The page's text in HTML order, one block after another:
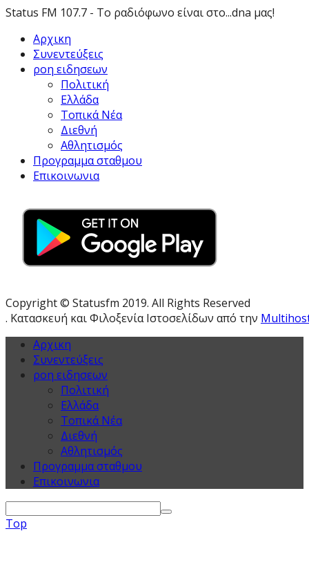
Status FM 107.7 - Το ραδιόφωνο είναι στο...dna μας!
Αρχικη
Συνεντεύξεις
ροη ειδησεων
Πολιτική
Ελλάδα
Τοπικά Νέα
Διεθνή
Αθλητισμός
Προγραμμα σταθμου
Επικοινωνια
Copyright © Statusfm 2019. All Rights Reserved
. Κατασκευή και Φιλοξενία Ιστοσελίδων από την
Αρχικη
Συνεντεύξεις
ροη ειδησεων
Πολιτική
Ελλάδα
Τοπικά Νέα
Διεθνή
Αθλητισμός
Προγραμμα σταθμου
Επικοινωνια
Top